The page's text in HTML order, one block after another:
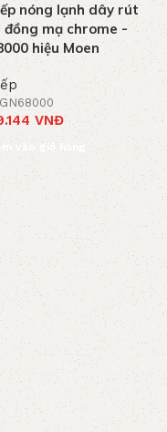
nóng lạnh dây rút
đồng mạ chrome -
hiệu Moen
VNĐ
vào giỏ hàng